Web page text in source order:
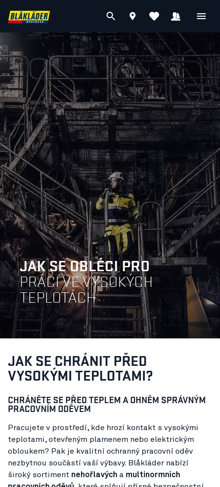
JAK SE OBLÉCI PRO
PRÁCI VE VYSOKÝCH
TEPLOTÁCH
JAK SE CHRÁNIT PŘED
VYSOKÝMI TEPLOTAMI?
CHRÁNĚTE SE PŘED TEPLEM A OHNĚM SPRÁVNÝM
PRACOVNÍM ODĚVEM
Pracujete v prostředí, kde hrozí kontakt s vysokými
teplotami, otevřeným plamenem nebo elektrickým
obloukem? Pak je kvalitní ochranný pracovní oděv
nezbytnou součástí vaší výbavy. Blåkläder nabízí
široký sortiment nehořlavých a multinormních